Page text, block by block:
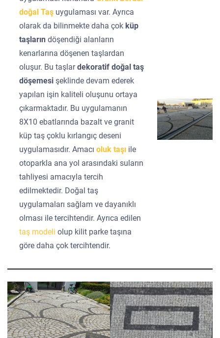
doğal Taş uygulaması var. Ayrıca
olarak da bilinmekte daha çok küp
taşların döşendiği alanların
kenarlarına döşenen taşlardan
oluşur. Bu taşlardekoratif doğal taş
döşemesişeklinde devam ederek
yapılan işin kaliteli oluşunu ortaya
çıkarmaktadır. Bu uygulamanın
8X10 ebatlarında bazalt ve granit
küp taş çoklu kırlangıç deseni
uygulamasıdır. Amacıoluk taşı ile
otoparkla ana yol arasındaki suların
tahliyesi amacıyla tercih
edilmektedir. Doğal taş
uygulamaları sağlam ve dayanıklı
olması ile tercihtendir. Ayrıca edilen
taş modeliolup kilit parke taşına
göre daha çok tercihtendir.